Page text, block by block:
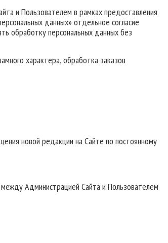
и Пользователем в рамках предоставления
данных» отдельное согласие
обработку персональных данных без
характера, обработка заказов
новой редакции на Сайте по постоянному
Администрацией Сайта и Пользователем